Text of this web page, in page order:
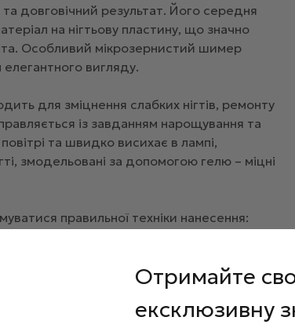
Отримайте
ексклюзивну
довговічний результат. Його середня
на нігтьову пластину, що значно
Особливий мікрозернистий шимер
вигляду.
для зміцнення слабких нігтів, ремонту
із завданням нарощування та
та швидко висихає в лампі,
змодельовані за допомогою гелю – міцні
правильної техніки нанесення:
(зробіть манікюр, знежирте поверхню).
висихання.
або
Builder base strong gelта
та ретельно вирівняйте його,